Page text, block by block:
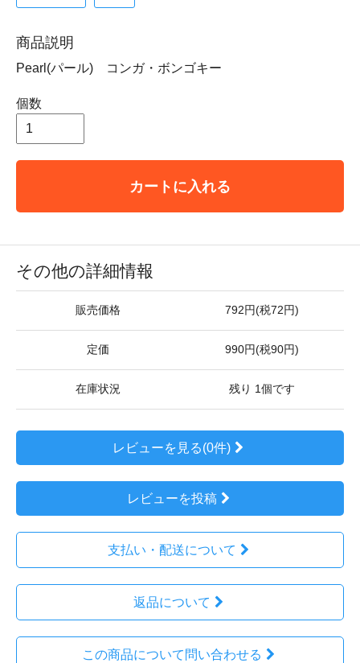
商品説明
Pearl(パール) コンガ・ボンゴキー
個数
カートに入れる
その他の詳細情報
販売価格 792円(税72円)
定価 990円(税90円)
在庫状況 残り 1個です
レビューを見る(0件)
レビューを投稿
支払い・配送について
返品について
この商品について問い合わせる